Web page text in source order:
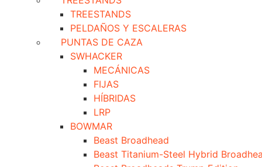
TREESTANDS
PELDAÑOS Y ESCALERAS
PUNTAS DE CAZA
SWHACKER
MECÁNICAS
FIJAS
HÍBRIDAS
LRP
BOWMAR
Beast Broadhead
Beast Titanium-Steel Hybrid